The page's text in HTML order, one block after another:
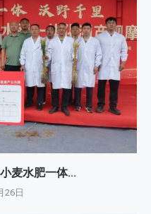
麦水肥一体...
26日